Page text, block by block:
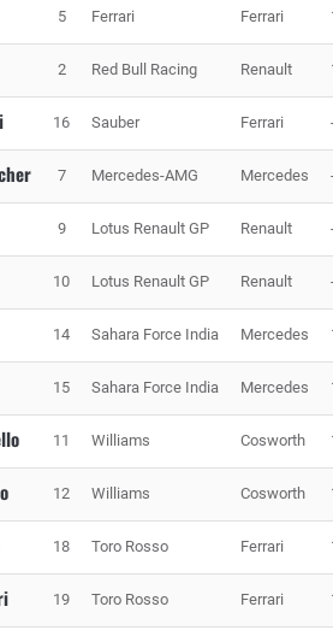
5 Ferrari Ferrari
2 Red Bull Racing Renault
16 Sauber Ferrari
7 Mercedes-AMG Mercedes
9 Lotus Renault GP Renault
10 Lotus Renault GP Renault
14 Sahara Force India Mercedes
15 Sahara Force India Mercedes
11 Williams Cosworth
12 Williams Cosworth
18 Toro Rosso Ferrari
19 Toro Rosso Ferrari